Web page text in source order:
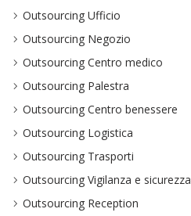
Outsourcing Ufficio
Outsourcing Negozio
Outsourcing Centro medico
Outsourcing Palestra
Outsourcing Centro benessere
Outsourcing Logistica
Outsourcing Trasporti
Outsourcing Vigilanza e sicurezza
Outsourcing Reception